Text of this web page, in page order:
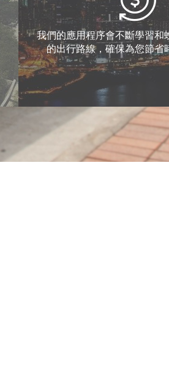
我們的應用程序會不斷學習和
的出行路線，確保為您節省